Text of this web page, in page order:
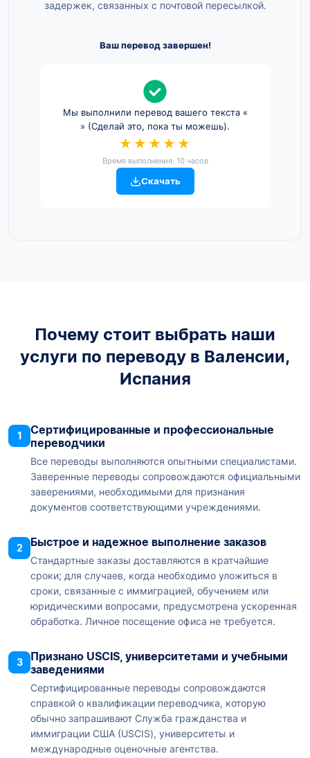
задержек, связанных с почтовой пересылкой.
Ваш перевод завершен!
Мы выполнили перевод вашего текста «
» (Сделай это, пока ты можешь).
★★★★★
Время выполнения: 10 часов
Скачать
Почему стоит выбрать наши
услуги по переводу в Валенсии,
Испания
1
Сертифицированные и профессиональные
переводчики
Все переводы выполняются опытными специалистами.
Заверенные переводы сопровождаются официальными
заверениями, необходимыми для признания
документов соответствующими учреждениями.
2 Быстрое и надежное выполнение заказов
Стандартные заказы доставляются в кратчайшие
сроки; для случаев, когда необходимо уложиться в
сроки, связанные с иммиграцией, обучением или
юридическими вопросами, предусмотрена ускоренная
обработка. Личное посещение офиса не требуется.
3
Признано USCIS, университетами и учебными
заведениями
Сертифицированные переводы сопровождаются
справкой о квалификации переводчика, которую
обычно запрашивают Служба гражданства и
иммиграции США (USCIS), университеты и
международные оценочные агентства.